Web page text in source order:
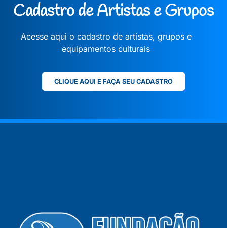
Cadastro de Artistas e Grupos
Acesse aqui o cadastro de artistas, grupos e
equipamentos culturais
CLIQUE AQUI E FAÇA SEU CADASTRO